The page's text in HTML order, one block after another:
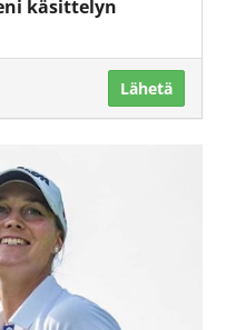
käsittelyn
Lähetä